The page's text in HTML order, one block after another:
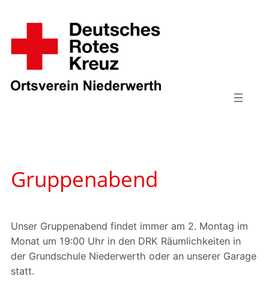
Inhalt
springen
Gruppenabend
Unser Gruppenabend findet immer am 2. Montag im
Monat um 19:00 Uhr in den DRK Räumlichkeiten in
der Grundschule Niederwerth oder an unserer Garage
statt.